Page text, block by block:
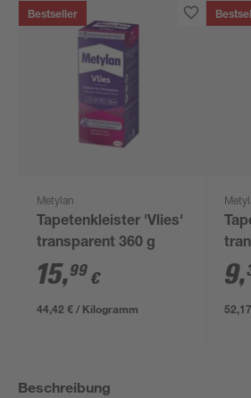
Bestseller
Metylan
Tapetenkleister 'Vlies'
transparent 360 g
15,99 €
44,42 € / Kilogramm
9,
Beschreibung